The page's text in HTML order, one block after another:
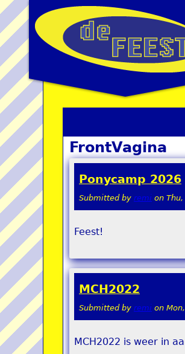
FrontVagina
Ponycamp 2026
Submitted by remi on
Feest!
MCH2022
Submitted by remi on
MCH2022 is weer in